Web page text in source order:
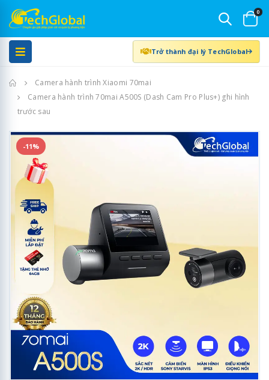
0
Trở thành đại lý TechGlobal
Trang chủCamera hành trình Xiaomi 70mai
Camera hành trình 70mai A500S (Dash Cam Pro Plus+) ghi hình
trước sau
-11%